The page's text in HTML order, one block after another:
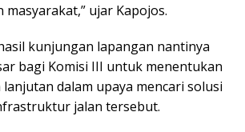
ujar Kapojos.
kunjungan lapangan nantinya
bagi Komisi III untuk menentukan
dalam upaya mencari solusi
jalan tersebut.